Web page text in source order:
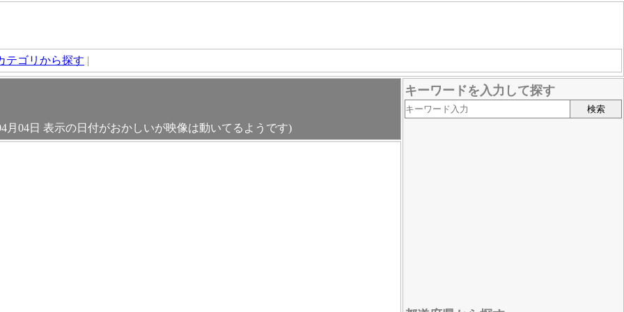
テゴリから探す |
04日 表示の日付がおかしいが映像は動いてるようです)
キーワードを入力して探す